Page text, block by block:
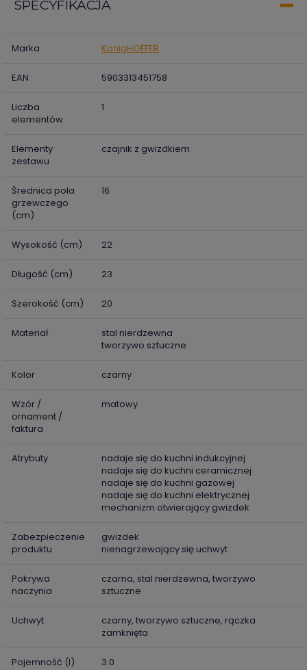
SPECYFIKACJA
Marka KonigHOFFER
EAN 5903313451758
Liczba
elementów
1
Elementy
zestawu
czajnik z gwizdkiem
Średnica pola
grzewczego
(cm)
16
Wysokość (cm) 22
Długość (cm) 23
Szerokość (cm) 20
Materiał
stal nierdzewna
tworzywo sztuczne
Kolor czarny
Wzór /
ornament /
faktura
matowy
Atrybuty
nadaje się do kuchni indukcyjnej
nadaje się do kuchni ceramicznej
nadaje się do kuchni gazowej
nadaje się do kuchni elektrycznej
mechanizm otwierający gwizdek
Zabezpieczenie
produktu
gwizdek
nienagrzewający się uchwyt
Pokrywa
naczynia
czarna, stal nierdzewna, tworzywo
sztuczne
Uchwyt
czarny, tworzywo sztuczne, rączka
zamknięta
Pojemność (l) 3.0